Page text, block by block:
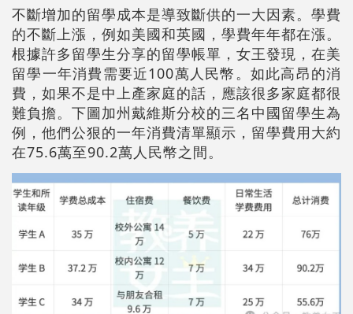
不斷增加的留學成本是導致斷供的一大因素。學費
的不斷上漲，例如美國和英國，學費年年都在漲。
根據許多留學生分享的留學帳單，女王發現，在美
留學一年消費需要近100萬人民幣。如此高昂的消
費，如果不是中上產家庭的話，應該很多家庭都很
難負擔。下圖加州戴維斯分校的三名中國留學生為
例，他們公狠的一年消費清單顯示，留學費用大約
在75.6萬至90.2萬人民幣之間。